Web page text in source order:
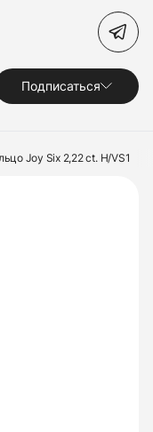
Подписаться
Joy Six 2,22 ct. H/VS1